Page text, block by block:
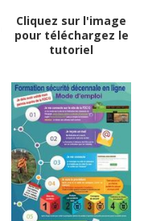
Cliquez sur l'image
pour téléchargez le
tutoriel